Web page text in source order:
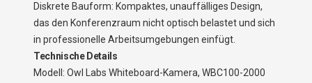
Diskrete Bauform: Kompaktes, unauffälliges Design,
das den Konferenzraum nicht optisch belastet und sich
in professionelle Arbeitsumgebungen einfügt.
Technische Details
Modell: Owl Labs Whiteboard-Kamera, WBC100-2000